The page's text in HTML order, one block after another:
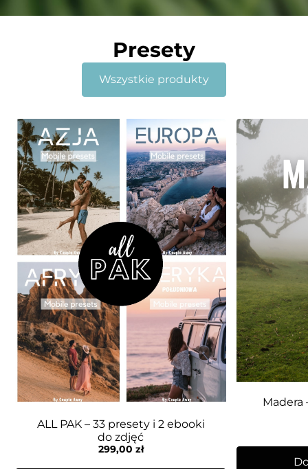
Presety
Wszystkie produkty
ALL PAK – 33 presety i 2 ebooki
do zdjęć
299,00 zł
Madera